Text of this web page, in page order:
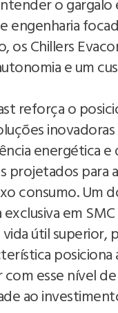
o
engenharia
os Chillers
e um
reforça o
energética e
projetados
consumo. Um
em
útil superior,
esse nível
ao